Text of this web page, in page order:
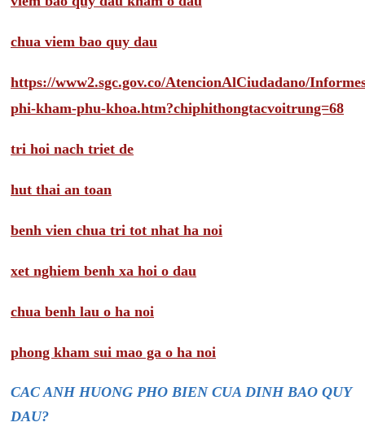
chua viem bao quy dau
https://www2.sgc.gov.co/AtencionAlCiudadano/
phi-kham-phu-khoa.htm?chiphithongtacvoitrung=68
tri hoi nach triet de
hut thai an toan
benh vien chua tri tot nhat ha noi
xet nghiem benh xa hoi o dau
chua benh lau o ha noi
phong kham sui mao ga o ha noi
CAC ANH HUONG PHO BIEN CUA DINH BAO QUY
DAU?